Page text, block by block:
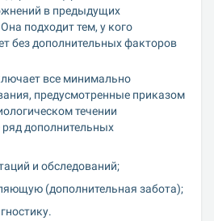
в предыдущих
подходит тем, у кого
без дополнительных факторов
все минимально
предусмотренные приказом
течении
дополнительных
и обследований;
(дополнительная забота);